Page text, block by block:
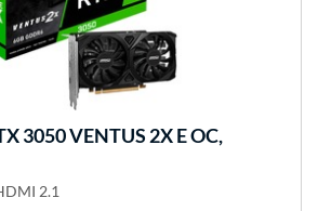
3050 VENTUS 2X E OC,
2.1